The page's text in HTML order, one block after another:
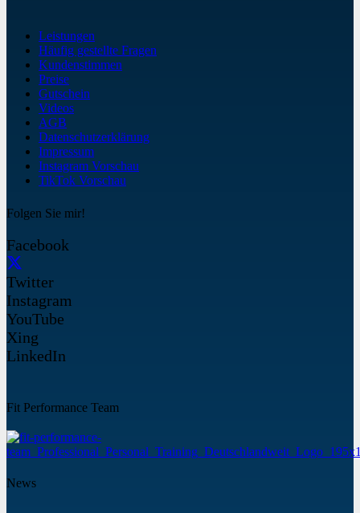
Leistungen
Häufig gestellte Fragen
Kundenstimmen
Preise
Gutschein
Videos
AGB
Datenschutzerklärung
Impressum
Instagram Vorschau
TikTok Vorschau
Folgen Sie mir!
Facebook
Twitter
Instagram
YouTube
Xing
LinkedIn
Fit Performance Team
News